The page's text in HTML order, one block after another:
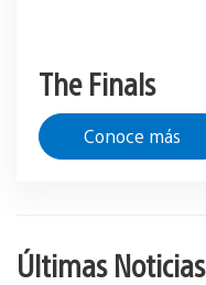
The Finals
Conoce más
Últimas Noticias